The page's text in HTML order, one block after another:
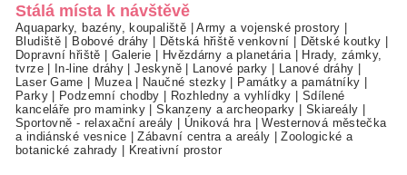
Stálá místa k návštěvě
Aquaparky, bazény, koupaliště |Army a vojenské prostory
Bludiště
Bobové dráhy Dětská hřiště venkovní Dětské koutky
Dopravní hřiště
Galerie Hvězdárny a planetária
Hrady, zámky,
tvrze| In-line dráhy |Jeskyně| Lanové parky Lanové dráhy
Laser Game
Muzea| Naučné stezky Památky a památníky
Parky| Podzemní chodby Rozhledny a vyhlídky
Sdílené
kanceláře pro maminky |Skanzeny a archeoparky Skiareály
Sportovně - relaxační areály
Úniková hra |Westernová městečka
a indiánské vesnice |Zábavní centra a areály |Zoologické a
botanické zahrady
Kreativní prostor